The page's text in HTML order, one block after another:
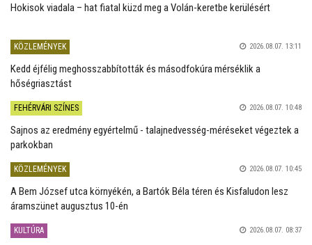
Hokisok viadala – hat fiatal küzd meg a Volán-keretbe kerülésért
KÖZLEMÉNYEK 2026.08.07. 13:11
Kedd éjfélig meghosszabbították és másodfokúra mérséklik a
hőségriasztást
FEHÉRVÁRI SZÍNES 2026.08.07. 10:48
Sajnos az eredmény egyértelmű - talajnedvesség-méréseket végeztek a
parkokban
KÖZLEMÉNYEK 2026.08.07. 10:45
A Bem József utca környékén, a Bartók Béla téren és Kisfaludon lesz
áramszünet augusztus 10-én
KULTÚRA 2026.08.07. 08:37